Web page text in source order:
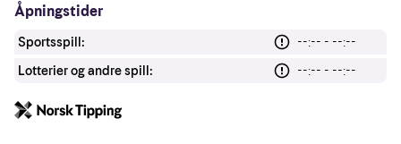
Åpningstider
Sportsspill:
--:-- - --:--
Lotterier og andre spill:
--:-- - --:--